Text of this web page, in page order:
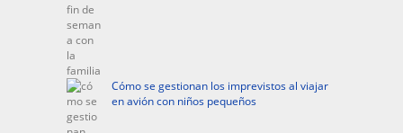
Cómo se gestionan los imprevistos al viajar
en avión con niños pequeños